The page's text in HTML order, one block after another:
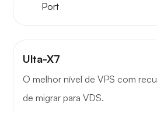
Port
Ulta-X7
O melhor nível de VPS com
de migrar para VDS.